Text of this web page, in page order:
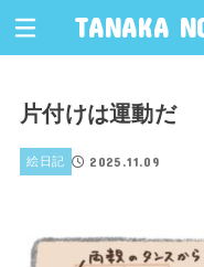
TANAKA
片付けは運動だ
絵日記 2025.11.09